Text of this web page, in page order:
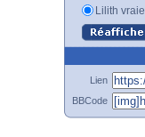
Lilith vraie
Lien
BBCode